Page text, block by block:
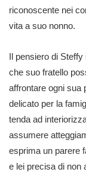
riconoscente nei
vita a suo nonno.
Il pensiero di
che suo fratello
affrontare ogni sua
delicato per la
tenda ad
assumere
esprima un parere
e lei precisa di non